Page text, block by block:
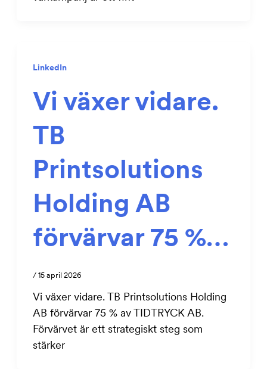
LinkedIn
Vi växer vidare.
TB
Printsolutions
Holding AB
förvärvar 75 %…
/ 15 april 2026
Vi växer vidare. TB Printsolutions Holding
AB förvärvar 75 % av TIDTRYCK AB.
Förvärvet är ett strategiskt steg som
stärker